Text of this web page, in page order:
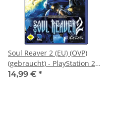
Soul Reaver 2 (EU) (OVP)
(gebraucht) - PlayStation 2
(PS2)
14,99 € *